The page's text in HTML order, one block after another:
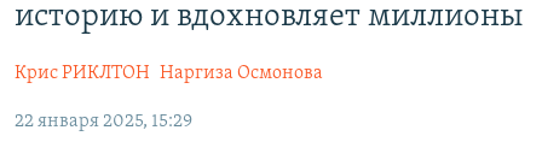
главной
Вернутся
ЎЗБЕКЧА
ПОДПИШИТЕСЬ НА НАС В СОЦСЕТЯХ
историю и вдохновляет миллионы
Крис РИКЛТОН Наргиза Осмонова
22 января 2025, 15:29